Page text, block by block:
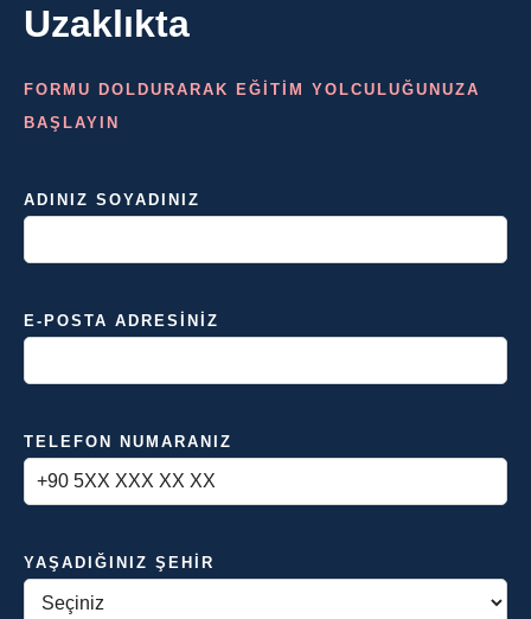
Uzaklıkta
FORMU DOLDURARAK EĞİTİM YOLCULUĞUNUZA
BAŞLAYIN
ADINIZ SOYADINIZ
E-POSTA ADRESINIZ
TELEFON NUMARANIZ
YAŞADIĞINIZ ŞEHIR